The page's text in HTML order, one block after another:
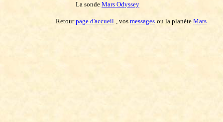
La sonde Mars Odyssey
Retourpage d'accueil , vos messages ou la planète Mars